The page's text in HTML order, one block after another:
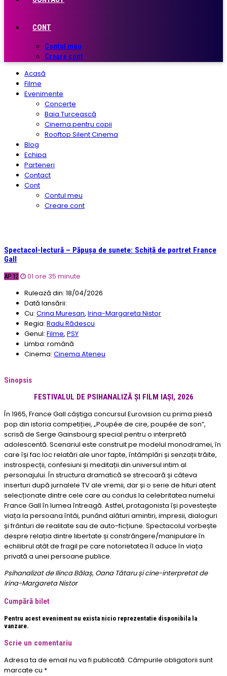
CONT
Contul meu
Creare cont
Acasă
Filme
Evenimente
Concerte
Baia Turcească
Cinema pentru copii
Rooftop Silent Cinema
Blog
Echipa
Parteneri
Contact
Cont
Contul meu
Creare cont
Spectacol-lectură – Păpușa de sunete: Schiță de portret France
Gall
AP 12
01 ore 35 minute
Rulează din: 18/04/2026
Dată lansării:
Cu: Crina Mureșan, Irina-Margareta Nistor
Regia: Radu Rădescu
Genul: Filme, PSY
Limba: română
Cinema: Cinema Ateneu
Sinopsis
FESTIVALUL DE PSIHANALIZĂ ȘI FILM IAȘI, 2026
În 1965, France Gall câștiga concursul Eurovision cu prima piesă
pop din istoria competiției, „Poupée de cire, poupée de son”,
scrisă de Serge Gainsbourg special pentru o interpretă
adolescentă. Scenariul este construit pe modelul monodramei, în
care își fac loc relatări ale unor fapte, întâmplări și senzații trăite,
instrospecții, confesiuni și meditații din universul intim al
personajului. În structura dramatică se strecoară și câteva
inserturi după jurnalele TV ale vremii, dar și o serie de hituri atent
selecționate dintre cele care au condus la celebritatea numelui
France Gall în lumea întreagă. Astfel, protagonista își povestește
viața la persoana întâi, punând alături amintiri, impresii, dialoguri
și frânturi de realitate sau de auto-ficțiune. Spectacolul vorbește
despre relația dintre libertate și constrângere/manipulare în
echilibrul atât de fragil pe care notorietatea îl aduce în viața
privată a unei persoane publice.
Psihanalizat de Ilinca Bălaș, Oana Tătaru și cine-interpretat de
Irina-Margareta Nistor
Cumpără bilet
Pentru acest eveniment nu exista nicio reprezentatie disponibila la
vanzare.
Scrie un comentariu
Adresa ta de email nu va fi publicată. Câmpurile obligatorii sunt
marcate cu *